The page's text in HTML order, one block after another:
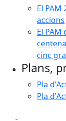
El
accions
El
cinc
Plans,
Pla
Pla